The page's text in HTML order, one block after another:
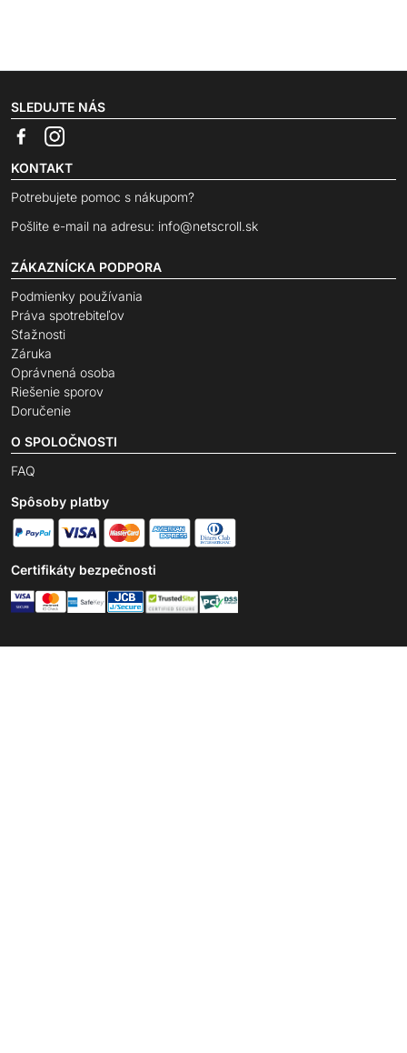
SLEDUJTE NÁS
KONTAKT
Potrebujete pomoc s nákupom?
Pošlite e-mail na adresu: info@netscroll.sk
ZÁKAZNÍCKA PODPORA
Podmienky používania
Práva spotrebiteľov
Sťažnosti
Záruka
Oprávnená osoba
Riešenie sporov
Doručenie
O SPOLOČNOSTI
FAQ
Spôsoby platby
Certifikáty bezpečnosti